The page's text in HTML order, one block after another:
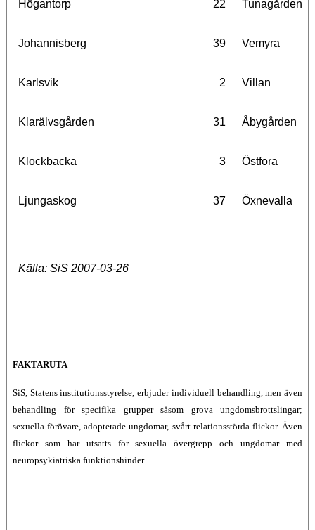
Högantorp 22 Tunagården
Johannisberg 39 Vemyra
Karlsvik 2 Villan
Klarälvsgården 31 Åbygården
Klockbacka 3 Östfora
Ljungaskog 37 Öxnevalla
Källa: SiS 2007-03-26
FAKTARUTA
SiS, Statens institutionsstyrelse, erbjuder individuell behandling, men även
behandling för specifika grupper såsom grova ungdomsbrottslingar;
sexuella förövare, adopterade ungdomar, svårt relationsstörda flickor. Även
flickor som har utsatts för sexuella övergrepp och ungdomar med
neuropsykiatriska funktionshinder.